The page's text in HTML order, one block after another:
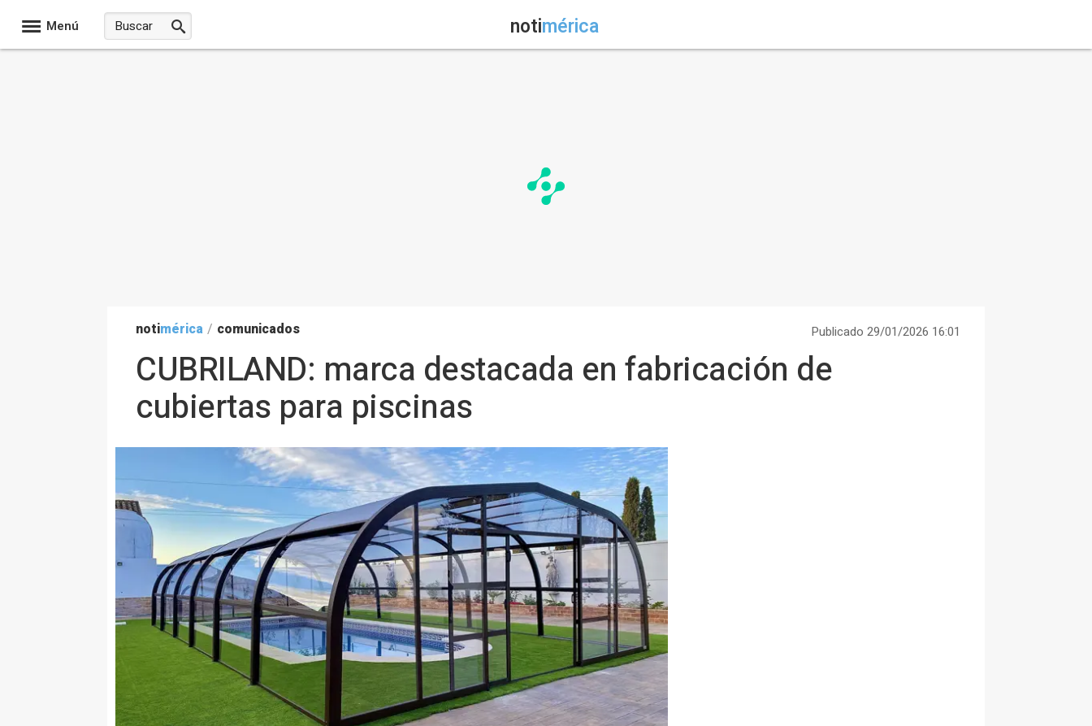
Menú notimérica
notimérica / comunicados Publicado 29/01/2026 16:01
CUBRILAND: marca destacada en fabricación de
cubiertas para piscinas